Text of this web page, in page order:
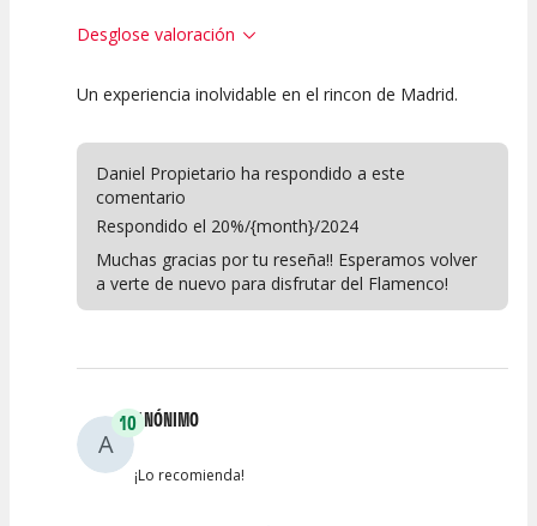
Desglose valoración
10
Calidad del
Espectáculo
10
Puesta en
Escena
10
Interpretación
artística
Un experiencia inolvidable en el rincon de Madrid.
Daniel Propietario ha respondido a este
comentario
Respondido el 20%/{month}/2024
Muchas gracias por tu reseña!! Esperamos volver
a verte de nuevo para disfrutar del Flamenco!
A
10ANÓNIMO
¡Lo recomienda!